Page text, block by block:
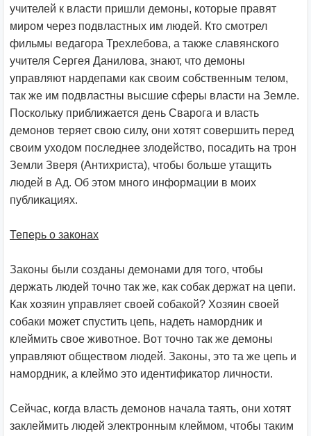
учителей к власти пришли демоны, которые правят
миром через подвластных им людей. Кто смотрел
фильмы ведагора Трехлебова, а также славянского
учителя Сергея Данилова, знают, что демоны
управляют нардепами как своим собственным телом,
так же им подвластны высшие сферы власти на Земле.
Поскольку приближается день Сварога и власть
демонов теряет свою силу, они хотят совершить перед
своим уходом последнее злодейство, посадить на трон
Земли Зверя (Антихриста), чтобы больше утащить
людей в Ад. Об этом много информации в моих
публикациях.
Теперь о законах
Законы были созданы демонами для того, чтобы
держать людей точно так же, как собак держат на цепи.
Как хозяин управляет своей собакой? Хозяин своей
собаки может спустить цепь, надеть намордник и
клеймить свое животное. Вот точно так же демоны
управляют обществом людей. Законы, это та же цепь и
намордник, а клеймо это идентификатор личности.
Сейчас, когда власть демонов начала таять, они хотят
заклеймить людей электронным клеймом, чтобы таким